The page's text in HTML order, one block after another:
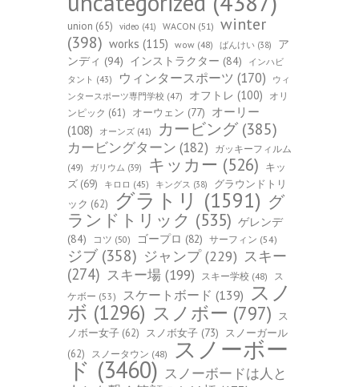
union (65) video (41) WACON (51) winter
(398) works (115) wow (48) ばんけい (38)
ア
ンディ (94) インストラクター (84)
インハビ
タント (43) ウィンタースポーツ (170)
ウィ
ンタースポーツ専門学校 (47) オフトレ (100)
オリ
ンピック (61) オーウェン (77) オーリー
(108)
オーンズ (41) カービング (385)
カービングターン (182)
ガッキーフィルム
(49)
ガリウム (39) キッカー (526) キッ
ズ (69) キロロ (45) キングス (38)
グラウンドトリ
ック (62) グラトリ (1591) グ
ランドトリック (535) ゲレンデ
(84)
コツ (50) ゴープロ (82) サーフィン (54)
ジブ (358) ジャンプ(229) スキー
(274) スキー場 (199) スキー学校 (48)
ス
ケボー (53) スケートボード (139) スノ
ボ (1296) スノボー (797)
ス
ノボー女子 (62) スノボ女子 (73)
スノーガール
(62)
スノータウン (48) スノーボー
ド (3460) スノーボードは人と